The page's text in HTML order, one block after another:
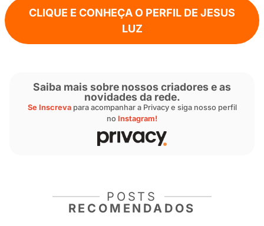
indústria da moda para unir o conteúdo
artístico, tudo com muita criatividade. Além
também é uma oportunidade dele mostrar
Não quero ficar só naquele lugar de
ser fotografado, de ser dirigido. Eu também
e dirigir muita coisa. A Privacy acabou se
mais uma ferramenta de realização
quem quer iniciar uma carreira com criação